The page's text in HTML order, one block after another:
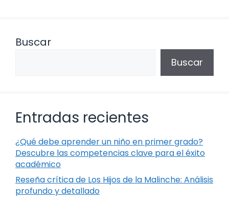
Buscar
Buscar
Entradas recientes
¿Qué debe aprender un niño en primer grado?
Descubre las competencias clave para el éxito
académico
Reseña crítica de Los Hijos de la Malinche: Análisis
profundo y detallado